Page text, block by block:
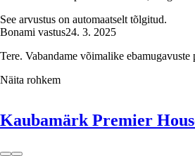
See arvustus on automaatselt tõlgitud.
Bonami vastus24. 3. 2025
Tere. Vabandame võimalike
Näita rohkem
Kaubamärk Premier